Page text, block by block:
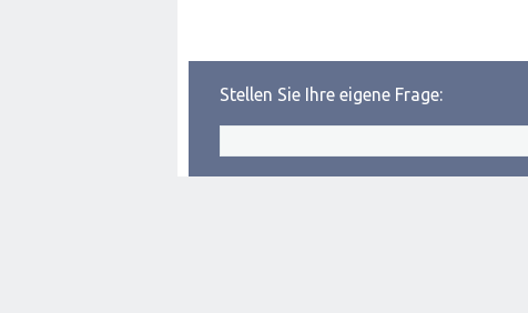
Stellen Sie Ihre eigene Frage: